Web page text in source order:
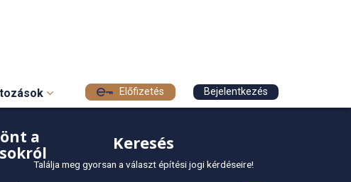
Előfizetés Bejelentkezés
a
Keresés
Találja meg gyorsan a választ építési jogi kérdéseire!